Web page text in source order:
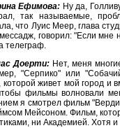
Ефимова: Ну да,
так называемые,
что Луис Меер, глава
говорил: "Если мне
телеграф.
Доерти: Нет, меня
"Серпико" или
которой живет мой город и
фильмы волновали
я смотрел фильм
Мейсоном. Фильм,
ни Академией. Хотя